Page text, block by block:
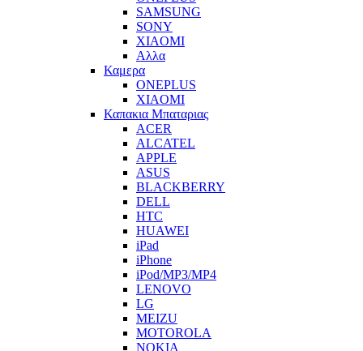
SAMSUNG
SONY
XIAOMI
Αλλα
Καμερα
ONEPLUS
XIAOMI
Καπακια Μπαταριας
ACER
ALCATEL
APPLE
ASUS
BLACKBERRY
DELL
HTC
HUAWEI
iPad
iPhone
iPod/MP3/MP4
LENOVO
LG
MEIZU
MOTOROLA
NOKIA